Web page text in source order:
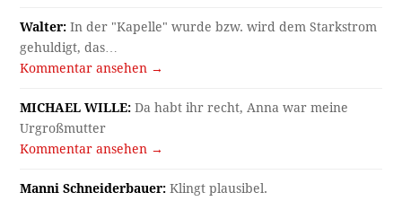
Walter: In der "Kapelle" wurde bzw. wird dem Starkstrom
gehuldigt, das…
Kommentar ansehen →
MICHAEL WILLE: Da habt ihr recht, Anna war meine
Urgroßmutter
Kommentar ansehen →
Manni Schneiderbauer: Klingt plausibel.